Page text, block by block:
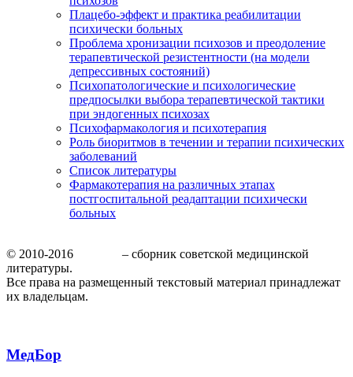
Плацебо-эффект и практика реабилитации
психически больных
Проблема хронизации психозов и преодоление
терапевтической резистентности (на модели
депрессивных состояний)
Психопатологические и психологические
предпосылки выбора терапевтической тактики
при эндогенных психозах
Психофармакология и психотерапия
Роль биоритмов в течении и терапии психических
заболеваний
Список литературы
Фармакотерапия на различных этапах
постгоспитальной реадаптации психически
больных
© 2010-2016
– сборник советской медицинской
литературы.
Все права на размещенный текстовый материал принадлежат
их владельцам.
МедБор